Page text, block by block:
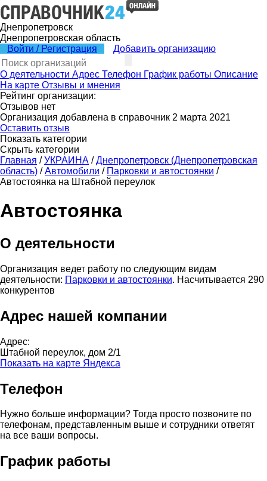
Днепропетровск
Днепропетровская область
Войти / Регистрация
Добавить организацию
О деятельности Адрес Телефон График работы Описание
На карте Отзывы и мнения
Рейтинг организации:
Отзывов нет
Организация добавлена в справочник 2 марта 2021
Оставить отзыв
Показать категории
Скрыть категории
Главная / УКРАИНА / Днепропетровск (Днепропетровская
область) / Автомобили / Парковки и автостоянки /
Автостоянка на Штабной переулок
Автостоянка
О деятельности
Организация ведет работу по следующим видам
деятельности: Парковки и автостоянки. Насчитывается 290
конкурентов
Адрес нашей компании
Адрес:
Штабной переулок, дом 2/1
Показать на карте Яндекса
Телефон
Нужно больше информации? Тогда просто позвоните по
телефонам, представленным выше и сотрудники ответят
на все ваши вопросы.
График работы